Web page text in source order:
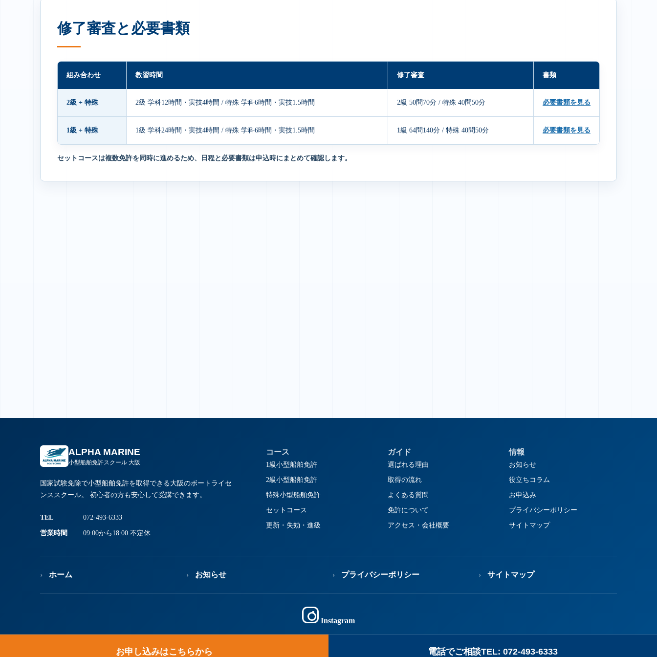
修了審査と必要書類
組み合わせ 教習時間 修了審査 書類
2級 + 特殊 2級 学科12時間・実技4時間 / 特殊 学科6時間・実技1.5時間 2級 50問70分 / 特殊 40問50分 必要書類を見る
1級 + 特殊 1級 学科24時間・実技4時間 / 特殊 学科6時間・実技1.5時間 1級 64問140分 / 特殊 40問50分 必要書類を見る
セットコースは複数免許を同時に進めるため、日程と必要書類は申込時にまとめて確認します。
お申し込みはこちらから 電話でご相談TEL: 072-493-6333
ALPHA MARINE
小型船舶免許スクール 大阪
国家試験免除で小型船舶免許を取得できる大阪のボートライセ
ンススクール。 初心者の方も安心して受講できます。
TEL 072-493-6333
営業時間 09:00から18:00 不定休
コース
1級小型船舶免許
2級小型船舶免許
特殊小型船舶免許
セットコース
更新・失効・進級
ガイド
選ばれる理由
取得の流れ
よくある質問
免許について
アクセス・会社概要
情報
お知らせ
役立ちコラム
お申込み
プライバシーポリシー
サイトマップ
ホーム お知らせ プライバシーポリシー サイトマップ
Instagram